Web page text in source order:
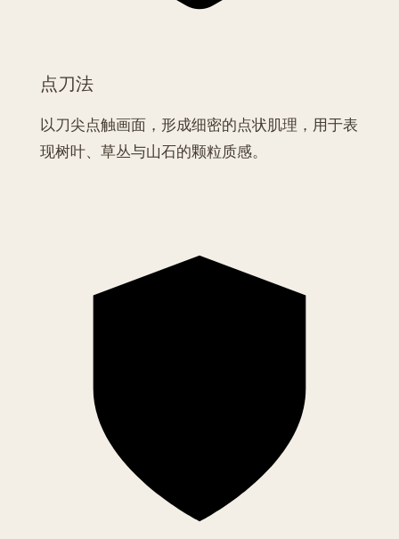
点刀法
以刀尖点触画面，形成细密的点状肌理，用于表
现树叶、草丛与山石的颗粒质感。